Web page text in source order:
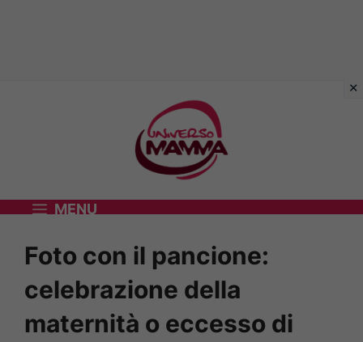
MENU
Foto con il pancione:
celebrazione della
maternità o eccesso di